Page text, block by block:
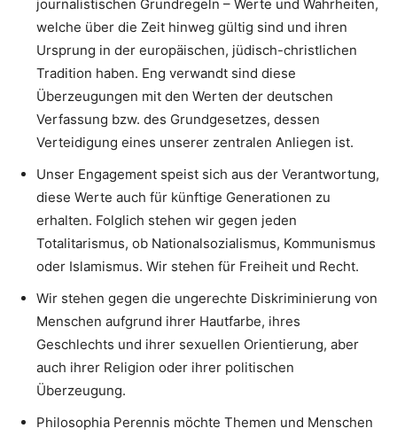
journalistischen Grundregeln – Werte und Wahrheiten,
welche über die Zeit hinweg gültig sind und ihren
Ursprung in der europäischen, jüdisch-christlichen
Tradition haben. Eng verwandt sind diese
Überzeugungen mit den Werten der deutschen
Verfassung bzw. des Grundgesetzes, dessen
Verteidigung eines unserer zentralen Anliegen ist.
Unser Engagement speist sich aus der Verantwortung,
diese Werte auch für künftige Generationen zu
erhalten. Folglich stehen wir gegen jeden
Totalitarismus, ob Nationalsozialismus, Kommunismus
oder Islamismus. Wir stehen für Freiheit und Recht.
Wir stehen gegen die ungerechte Diskriminierung von
Menschen aufgrund ihrer Hautfarbe, ihres
Geschlechts und ihrer sexuellen Orientierung, aber
auch ihrer Religion oder ihrer politischen
Überzeugung.
Philosophia Perennis möchte Themen und Menschen